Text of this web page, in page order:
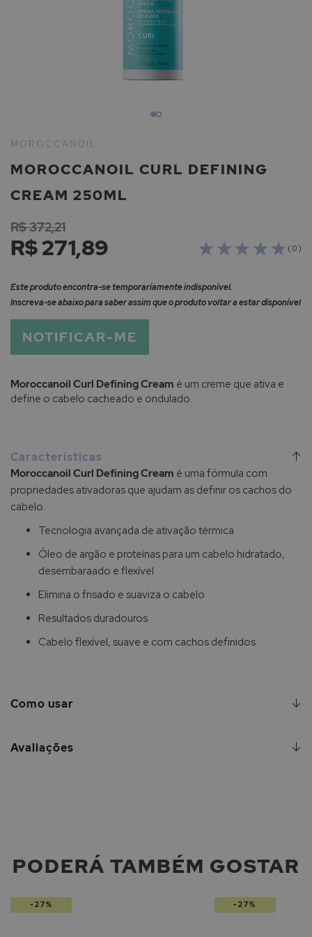
para
início
Galeria
imagens
MOROCCANOIL CURL DEFINING
CREAM 250ML
MOROCCANOIL
( 0 )
R$ 271,89
R$ 372,21
Este produto encontra-se temporariamente indisponível.
Inscreva-se abaixo para saber assim que o produto voltar a estar disponível
NOTIFICAR-ME
Moroccanoil Curl Defining Cream é um creme que ativa e
define o cabelo cacheado e ondulado.
Características
Moroccanoil Curl Defining Cream é uma fórmula com
propriedades ativadoras que ajudam as definir os cachos do
cabelo.
Tecnologia avançada de ativação térmica
Óleo de argão e proteínas para um cabelo hidratado,
desembaraado e flexível
Elimina o frisado e suaviza o cabelo
Resultados duradouros
Cabelo flexível, suave e com cachos definidos
Como usar
Avaliações
PODERÁ TAMBÉM GOSTAR
-27% -27%